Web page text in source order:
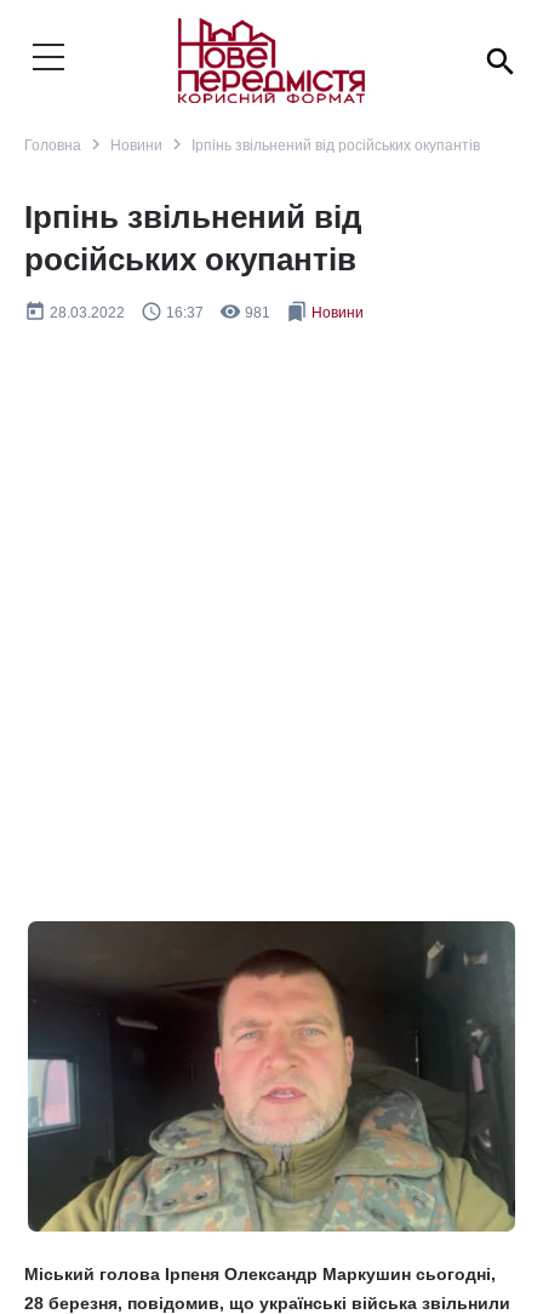
search
Головна navigate_next Новини navigate_next Ірпінь звільнений від російських окупантів
Ірпінь звільнений від
російських окупантів
today 28.03.2022 query_builder 16:37 remove_red_eye 981 bookmarks Новини
Міський голова Ірпеня Олександр Маркушин сьогодні,
28 березня, повідомив, що українські війська звільнили